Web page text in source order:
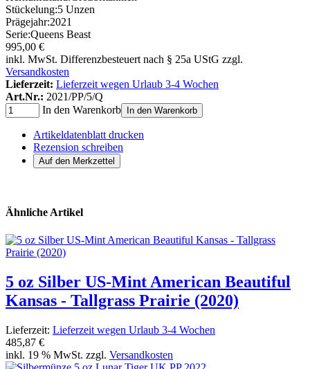
Stückelung:5 Unzen
Prägejahr:2021
Serie:Queens Beast
995,00 €
inkl. MwSt. Differenzbesteuert nach § 25a UStG zzgl.
Versandkosten
Lieferzeit: Lieferzeit wegen Urlaub 3-4 Wochen
Art.Nr.: 2021/PP/5/Q
In den Warenkorb
In den Warenkorb
Artikeldatenblatt drucken
Rezension schreiben
Ähnliche Artikel
5 oz Silber US-Mint American Beautiful
Kansas - Tallgrass Prairie (2020)
Lieferzeit: Lieferzeit wegen Urlaub 3-4 Wochen
485,87 €
inkl. 19 % MwSt. zzgl. Versandkosten